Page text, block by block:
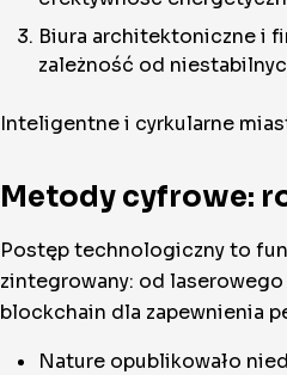
Biura architektoniczne i
zależność od
Inteligentne i cyrkularne
Metody cyfrowe:
Postęp technologiczny to
zintegrowany: od laserowego
blockchain dla zapewnienia
Nature opublikowało